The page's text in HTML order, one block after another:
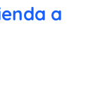
a